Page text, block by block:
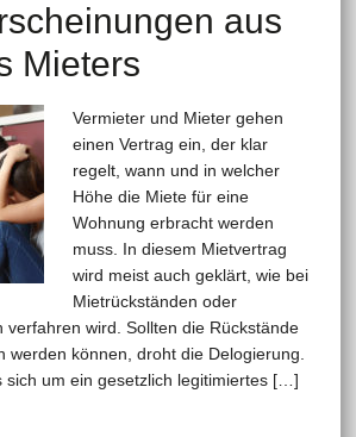
aus
Mieters
Vermieter und Mieter gehen
einen Vertrag ein, der klar
regelt, wann und in welcher
Höhe die Miete für eine
Wohnung erbracht werden
muss. In diesem Mietvertrag
wird meist auch geklärt, wie bei
Mietrückständen oder
verfahren wird. Sollten die Rückstände
werden können, droht die Delogierung.
sich um ein gesetzlich legitimiertes […]